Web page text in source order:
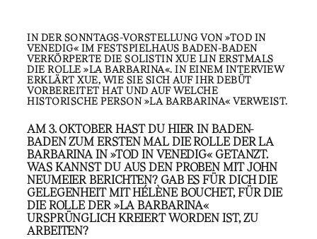
IN DER SONNTAGS-VORSTELLUNG VON »TOD IN
VENEDIG« IM FESTSPIELHAUS BADEN-BADEN
VERKÖRPERTE DIE SOLISTIN XUE LIN ERSTMALS
DIE ROLLE »LA BARBARINA«. IN EINEM INTERVIEW
ERKLÄRT XUE, WIE SIE SICH AUF IHR DEBÜT
VORBEREITET HAT UND AUF WELCHE
HISTORISCHE PERSON »LA BARBARINA« VERWEIST.
AM 3. OKTOBER HAST DU HIER IN BADEN-
BADEN ZUM ERSTEN MAL DIE ROLLE DER LA
BARBARINA IN »TOD IN VENEDIG« GETANZT.
WAS KANNST DU AUS DEN PROBEN MIT JOHN
NEUMEIER BERICHTEN? GAB ES FÜR DICH DIE
GELEGENHEIT MIT HÉLÈNE BOUCHET, FÜR DIE
DIE ROLLE DER »LA BARBARINA«
URSPRÜNGLICH KREIERT WORDEN IST, ZU
ARBEITEN?